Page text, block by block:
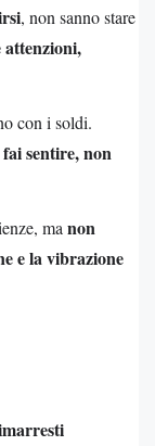
, non sanno stare
con i soldi.
sentire, non
ma non
e la vibrazione